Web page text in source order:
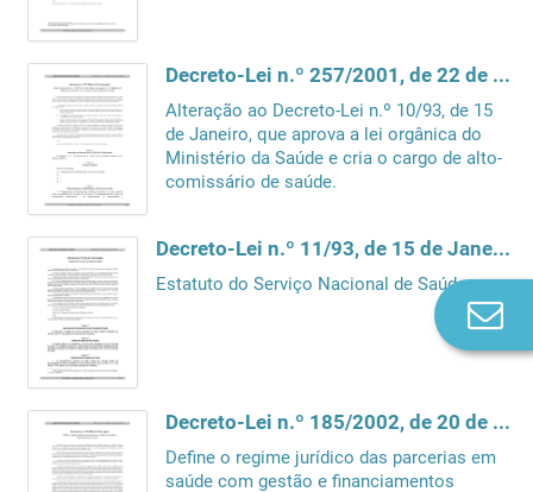
Decreto-Lei n.º 257/2001, de 22 de Setembro
Alteração ao Decreto-Lei n.º 10/93, de 15
de Janeiro, que aprova a lei orgânica do
Ministério da Saúde e cria o cargo de alto-
comissário de saúde.
Decreto-Lei n.º 11/93, de 15 de Janeiro
Estatuto do Serviço Nacional de Saúde
Decreto-Lei n.º 185/2002, de 20 de Agosto
Define o regime jurídico das parcerias em
saúde com gestão e financiamentos